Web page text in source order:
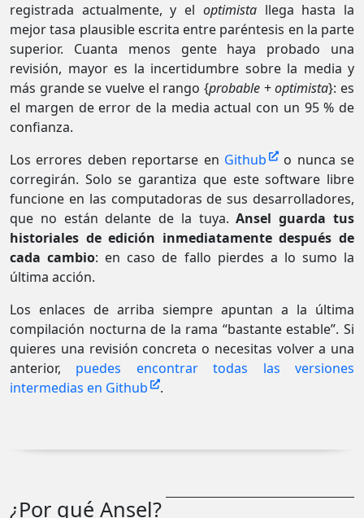
registrada actualmente, y el optimistallega hasta la
mejor tasa plausible escrita entre paréntesis en la parte
superior. Cuanta menos gente haya probado una
revisión, mayor es la incertidumbre sobre la media y
más grande se vuelve el rango {probable +optimista}: es
el margen de error de la media actual con un 95 % de
confianza.
Los errores deben reportarse en Github
o nunca se
corregirán. Solo se garantiza que este software libre
funcione en las computadoras de sus desarrolladores,
que no están delante de la tuya.Ansel guarda tus
historiales de edición inmediatamente después de
cada cambio: en caso de fallo pierdes a lo sumo la
última acción.
Los enlaces de arriba siempre apuntan a la última
compilación nocturna de la rama “bastante estable”. Si
quieres una revisión concreta o necesitas volver a una
anterior, puedes encontrar todas las versiones
intermedias en Github
.
¿Por qué Ansel?